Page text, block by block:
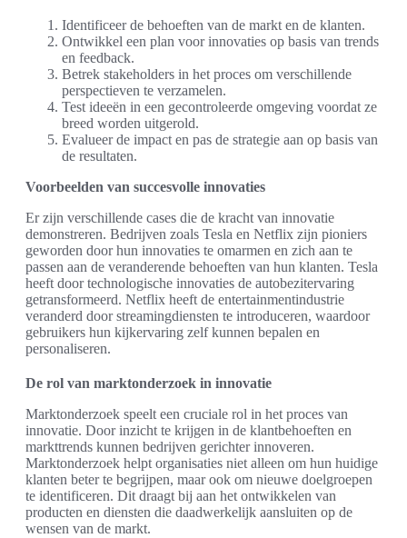
Identificeer de behoeften van de markt en de klanten.
Ontwikkel een plan voor innovaties op basis van trends
en feedback.
Betrek stakeholders in het proces om verschillende
perspectieven te verzamelen.
Test ideeën in een gecontroleerde omgeving voordat ze
breed worden uitgerold.
Evalueer de impact en pas de strategie aan op basis van
de resultaten.
Voorbeelden van succesvolle innovaties
Er zijn verschillende cases die de kracht van innovatie
demonstreren. Bedrijven zoals Tesla en Netflix zijn pioniers
geworden door hun innovaties te omarmen en zich aan te
passen aan de veranderende behoeften van hun klanten. Tesla
heeft door technologische innovaties de autobezitervaring
getransformeerd. Netflix heeft de entertainmentindustrie
veranderd door streamingdiensten te introduceren, waardoor
gebruikers hun kijkervaring zelf kunnen bepalen en
personaliseren.
De rol van marktonderzoek in innovatie
Marktonderzoek speelt een cruciale rol in het proces van
innovatie. Door inzicht te krijgen in de klantbehoeften en
markttrends kunnen bedrijven gerichter innoveren.
Marktonderzoek helpt organisaties niet alleen om hun huidige
klanten beter te begrijpen, maar ook om nieuwe doelgroepen
te identificeren. Dit draagt bij aan het ontwikkelen van
producten en diensten die daadwerkelijk aansluiten op de
wensen van de markt.